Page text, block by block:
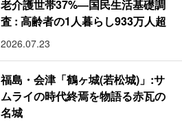
老介護世帯37%―国民生活基礎調
査 : 高齢者の1人暮らし933万人超
2026.07.23
福島・会津「鶴ヶ城(若松城)」:サ
ムライの時代終焉を物語る赤瓦の
名城